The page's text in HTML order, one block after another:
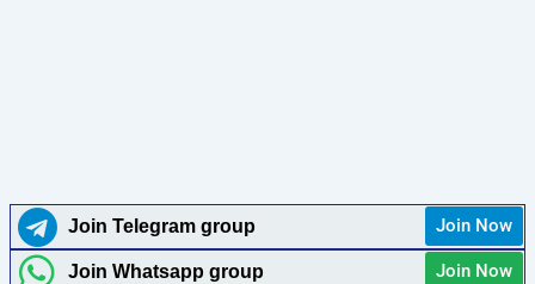
Join Telegram group Join Now
Join Whatsapp group Join Now